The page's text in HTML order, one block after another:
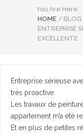
You Are Here:
HOME / BLOG
ENTREPRISE
EXCELLENTE
Entreprise sérieuse
très proactive.
Les travaux de
appartement m’a été
Et en plus de petites